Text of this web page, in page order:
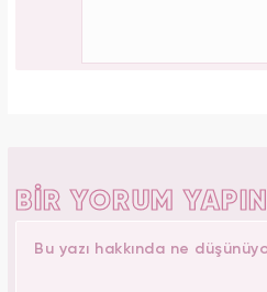
BİR YORUM YAPIN